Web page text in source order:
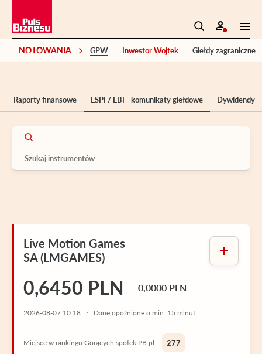
NOTOWANIA GPW Inwestor Wojtek Giełdy zagraniczne
Raporty finansowe ESPI / EBI - komunikaty giełdowe Dywidendy
Live Motion Games
SA (LMGAMES)
0,6450 PLN 0,0000 PLN
2026-08-07 10:18 Dane opóźnione o min. 15 minut
Miejsce w rankingu Gorących spółek PB.pl: 277